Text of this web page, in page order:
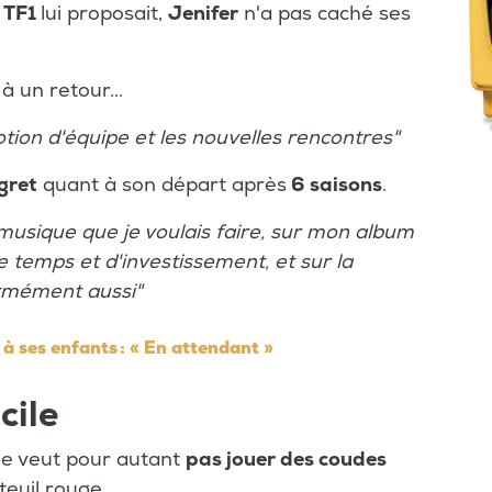
TF1 lui proposait, Jenifer n'a pas caché ses
un retour...
d'équipe et les nouvelles rencontres"
quant à son départ après 6 saisons.
que je voulais faire, sur mon album
temps et d'investissement, et sur la
aussi"
ses enfants : « En attendant »
veut pour autant pas jouer des coudes